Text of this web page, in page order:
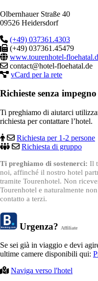
Olbernhauer Straße 40
09526 Heidersdorf
(+49) 037361.4303
(+49) 037361.45479
www.tourenhotel-
contact@hotel-floehatal.de
vCard per la rete
Richieste senza impegno
Ti preghiamo di aiutarci
richiesta per contattare l’hotel.
Richiesta per 1-2 persone
Richiesta di gruppo
Ti preghiamo di sostenerci: Il
noi, affinché il nostro hotel
tramite Tourenhotel. Non
Tourenhotel e naturalmente
contatto a terzi.
Urgenza? Affiliate
Se sei già in viaggio e devi
ultime camere disponibili qui:
Naviga verso l'hotel